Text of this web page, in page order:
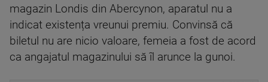
magazin Londis din Abercynon, aparatul nu a
indicat existența vreunui premiu. Convinsă că
biletul nu are nicio valoare, femeia a fost de acord
ca angajatul magazinului să îl arunce la gunoi.